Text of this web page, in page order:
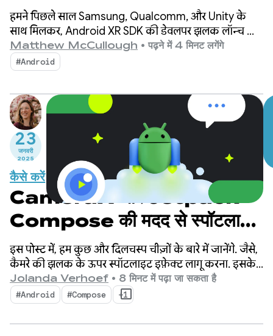
हमने पिछले साल Samsung, Qualcomm, और Unity के
साथ मिलकर, Android XR SDK की डेवलपर झलक लॉन्च की
थी. इसके बाद से, हमें Android कम्यूनिटी से काफ़ी उत्साह
देखने को मिला है.
Matthew McCullough • पढ़ने में 4 मिनट लगेंगे
#Android
23
जनवरी
2025
कैसे करें
CameraX और Jetpack
Compose की मदद से स्पॉटलाइट
इफ़ेक्ट बनाना
इस पोस्ट में, हम कुछ और दिलचस्प चीज़ों के बारे में जानेंगे. जैसे,
कैमरे की झलक के ऊपर स्पॉटलाइट इफ़ेक्ट लागू करना. इसके
लिए, चेहरे का पता लगाने की सुविधा का इस्तेमाल करना.
Jolanda Verhoef • 8 मिनट में पढ़ा जा सकता है
#Android #Compose +1